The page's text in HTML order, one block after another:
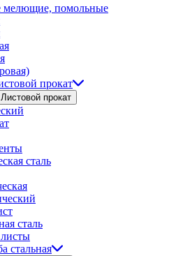
мелющие, помольные
прокат
прокат
сталь
сталь
стальная